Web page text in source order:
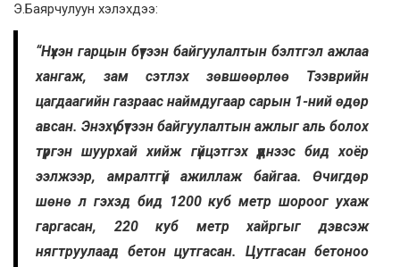
Э.Баярчулуун хэлэхдээ:
“Нүхэн гарцын бүтээн байгуулалтын бэлтгэл ажлаа
хангаж, зам сэтлэх зөвшөөрлөө Тээврийн
цагдаагийн газраас наймдугаар сарын 1-ний өдөр
авсан. Энэхүү бүтээн байгуулалтын ажлыг аль болох
түргэн шуурхай хийж гүйцэтгэх үүднээс бид хоёр
ээлжээр, амралтгүй ажиллаж байгаа. Өчигдөр
шөнө л гэхэд бид 1200 куб метр шороог ухаж
гаргасан, 220 куб метр хайргыг дэвсэж
нягтруулаад бетон цутгасан. Цутгасан бетоноо